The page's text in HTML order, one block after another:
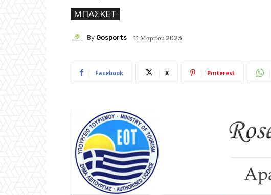
ΜΠΆΣΚΕΤ
By Gosports 11 Μαρτίου 2023
Facebook X Pinterest